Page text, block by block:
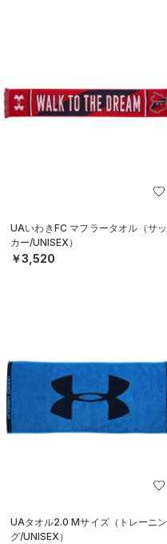
UAいわきFC マフラータオル（サッ
カー/UNISEX）
￥3,520
UAタオル2.0 Mサイズ（トレーニン
グ/UNISEX）